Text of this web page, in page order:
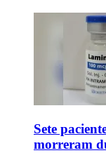
Sete
morreram